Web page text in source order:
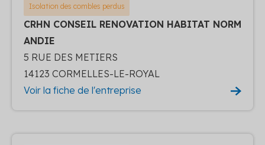
Isolation des combles perdus
CRHN CONSEIL RENOVATION HABITAT NORM
ANDIE
5 RUE DES METIERS
14123 CORMELLES-LE-ROYAL
Voir la fiche de l'entreprise